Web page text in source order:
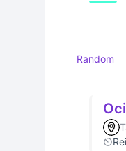
Random